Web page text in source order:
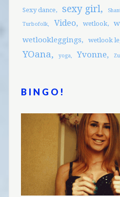
Sexy dance
sexy girl
Turbofolk Video wetlook
wetlookleggings
wetlook
YOana yoga Yvonne
BINGO!